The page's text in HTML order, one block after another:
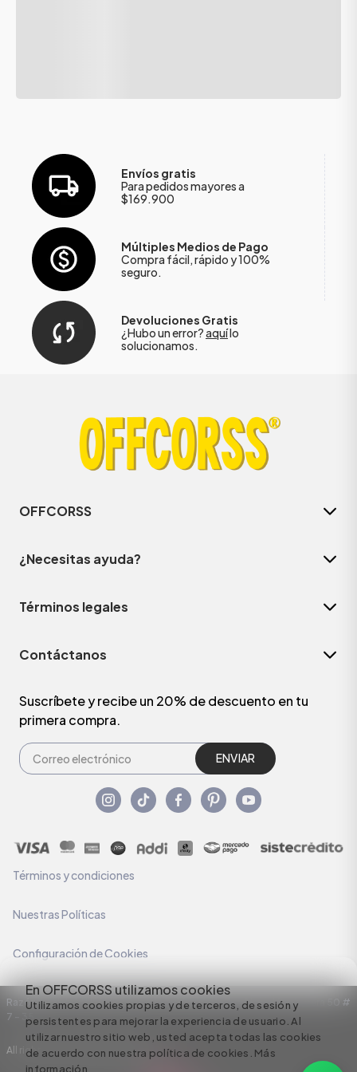
En OFFCORSS utilizamos cookies
Utilizamos cookies propias y de terceros, de sesión y
persistentes para mejorar la experiencia de usuario. Al
utilizar nuestro sitio web, usted acepta todas las cookies
de acuerdo con nuestra política de cookies. Más
información
Envíos gratis
Para pedidos mayores a
$169.900
Múltiples Medios de Pago
Compra fácil, rápido y 100%
seguro.
Devoluciones Gratis
¿Hubo un error?aquílo
solucionamos.
OFFCORSS
¿Necesitas ayuda?
Términos legales
Contáctanos
Suscríbete y recibe un 20% de descuento en tu
primera compra.
ENVIAR
Términos y condiciones
Nuestras Políticas
Configuración de Cookies
Razón Social: C.I HERMECO S.A. NIT: 890924167-6 Dirección: Carrera 50 #
7 – 35
All rights reserved empowered by